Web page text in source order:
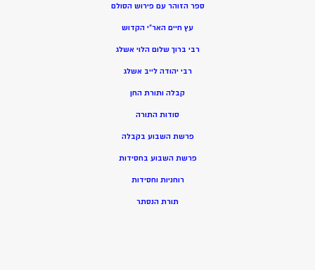
ספר הזוהר עם פירוש הסולם
עץ חיים האר”י הקדוש
רבי ברוך שלום הלוי אשלג
רבי יהודה לייב אשלג
קבלה ותורת החן
סודות התורה
פרשת השבוע בקבלה
פרשת השבוע בחסידות
רוחניות וחסידות
תורת הנסתר